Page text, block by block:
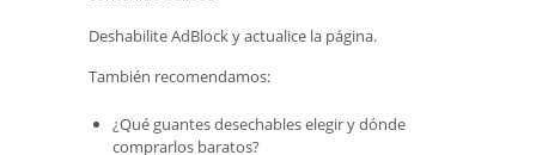
Deshabilite AdBlock y actualice la página.
También recomendamos:
¿Qué guantes desechables elegir y dónde
comprarlos baratos?